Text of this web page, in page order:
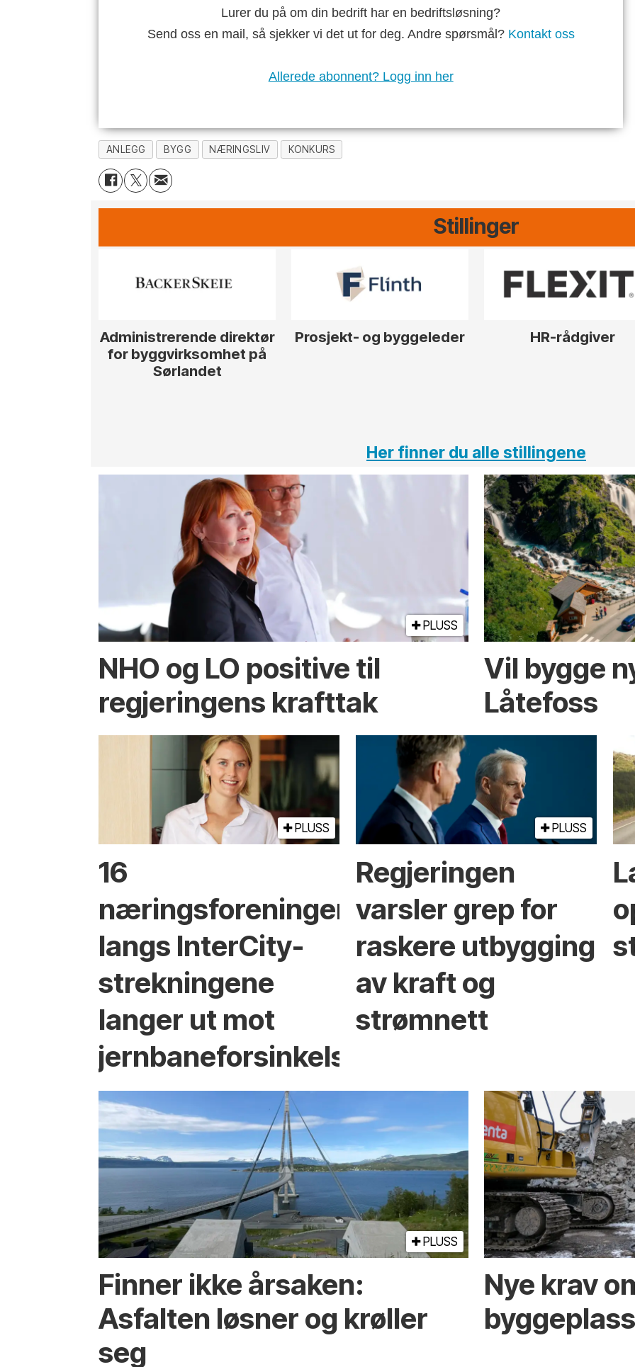
Lurer du på om din bedrift har en bedriftsløsning?
Send oss en mail, så sjekker vi det ut for deg. Andre spørsmål? Kontakt oss
Allerede abonnent? Logg inn her
ANLEGG BYGG NÆRINGSLIV KONKURS
Stillinger
Administrerende direktør
for byggvirksomhet på
Sørlandet
Prosjekt- og byggeleder HR-rådgiver
Her finner du alle stillingene
PLUSS
NHO og LO positive til
regjeringens krafttak
Vil bygge
Låtefoss
PLUSS
16
næringsforeninger
langs InterCity-
strekningene
langer ut mot
jernbaneforsinkelser
PLUSS
Regjeringen
varsler grep for
raskere utbygging
av kraft og
strømnett
PLUSS
Finner ikke årsaken:
Asfalten løsner og krøller
seg
Nye krav